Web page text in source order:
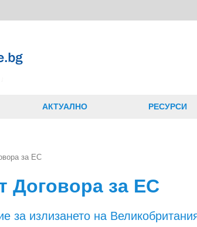
АКТУАЛНО РЕСУРСИ
за ЕС
Договора за ЕС
за излизането на